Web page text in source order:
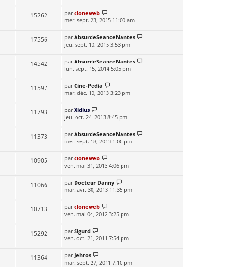
15262 parcloneweb
mer. sept. 23, 2015 11:00 am
17556 parAbsurdeSeanceNantes
jeu. sept. 10, 2015 3:53 pm
14542 parAbsurdeSeanceNantes
lun. sept. 15, 2014 5:05 pm
11597 parCine-Pedia
mar. déc. 10, 2013 3:23 pm
11793 parXidius
jeu. oct. 24, 2013 8:45 pm
11373 parAbsurdeSeanceNantes
mer. sept. 18, 2013 1:00 pm
10905 parcloneweb
ven. mai 31, 2013 4:06 pm
11066 par Docteur Danny
mar. avr. 30, 2013 11:35 pm
10713 parcloneweb
ven. mai 04, 2012 3:25 pm
15292 parSigurd
ven. oct. 21, 2011 7:54 pm
11364 par Jehros
mar. sept. 27, 2011 7:10 pm